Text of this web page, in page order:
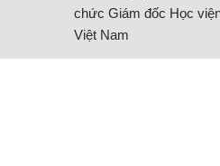
chức Giám đốc Học
Việt Nam